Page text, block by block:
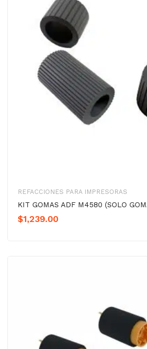
REFACCIONES PARA IMPRESORAS
KIT GOMAS ADF M4580 (SOLO
$1,239.00